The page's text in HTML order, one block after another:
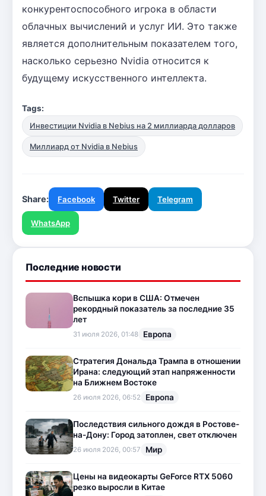
конкурентоспособного игрока в области
облачных вычислений и услуг ИИ. Это также
является дополнительным показателем того,
насколько серьезно Nvidia относится к
будущему искусственного интеллекта.
Tags:
Инвестиции Nvidia в Nebius на 2 миллиарда долларов
Миллиард от Nvidia в Nebius
Share: Facebook Twitter Telegram
WhatsApp
Последние новости
Вспышка кори в США: Отмечен
рекордный показатель за последние 35
лет
31 июля 2026, 01:48 Европа
Стратегия Дональда Трампа в отношении
Ирана: следующий этап напряженности
на Ближнем Востоке
26 июля 2026, 06:52 Европа
Последствия сильного дождя в Ростове-
на-Дону: Город затоплен, свет отключен
26 июля 2026, 00:57 Мир
Цены на видеокарты GeForce RTX 5060
резко выросли в Китае